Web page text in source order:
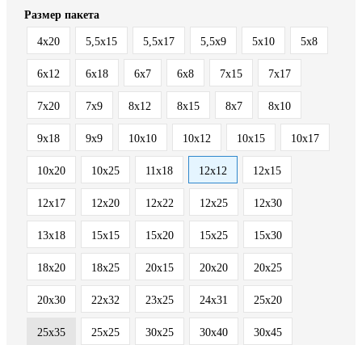
Размер пакета
4x20 5,5x15 5,5x17 5,5x9 5x10 5x8
6x12 6x18 6x7 6x8 7x15 7x17
7x20 7x9 8x12 8x15 8x7 8х10
9x18 9x9 10x10 10x12 10x15 10x17
10x20 10x25 11x18 12x12 12x15
12x17 12x20 12x22 12x25 12x30
13x18 15x15 15x20 15x25 15x30
18x20 18x25 20x15 20x20 20x25
20x30 22x32 23x25 24x31 25x20
25x35 25х25 30x25 30x40 30x45